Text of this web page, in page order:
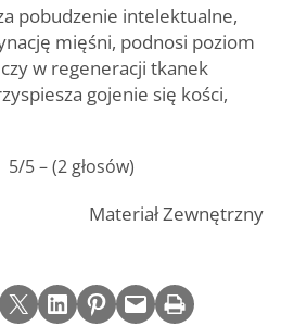
pobudzenie intelektualne,
mięśni, podnosi poziom
w regeneracji tkanek
gojenie się kości,
5/5 – (2 głosów)
Materiał Zewnętrzny
Email this Page Share on LinkedIn Share on Pinterest Email this Page Print this Page